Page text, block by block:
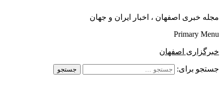
مجله خبری اصفهان ، اخبار ایران و جهان
Primary Menu
خبرگزاری اصفهان
جستجو برای: